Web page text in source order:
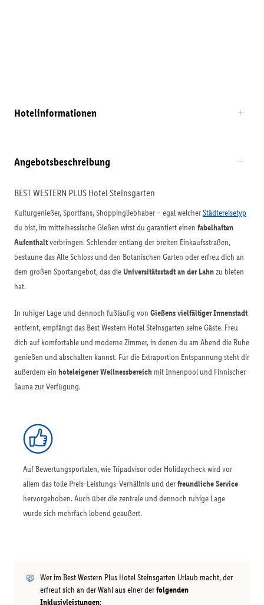
Hotelinformationen
Angebotsbeschreibung
BEST WESTERN PLUS Hotel Steinsgarten
Kulturgenießer, Sportfans, Shoppingliebhaber – egal welcherStädtereisetyp
du bist, im mittelhessische Gießen wirst du garantiert einen fabelhaften
Aufenthaltverbringen. Schlender entlang der breiten Einkaufsstraßen,
bestaune das Alte Schloss und den Botanischen Garten oder erfreu dich an
dem großen Sportangebot, das die Universitätsstadt an der Lahnzu bieten
hat.
In ruhiger Lage und dennoch fußläufig von Gießens vielfältiger Innenstadt
entfernt, empfängt das Best Western Hotel Steinsgarten seine Gäste. Freu
dich auf komfortable und moderne Zimmer, in denen du am Abend die Ruhe
genießen und abschalten kannst. Für die Extraportion Entspannung steht dir
außerdem ein hoteleigener Wellnessbereichmit Innenpool und Finnischer
Sauna zur Verfügung.
Auf Bewertungsportalen, wie Tripadvisor oder Holidaycheck wird vor
allem das tolle Preis-Leistungs-Verhältnis und derfreundliche Service
hervorgehoben. Auch über die zentrale und dennoch ruhige Lage
wurde sich mehrfach lobend geäußert.
Wer im Best Western Plus Hotel Steinsgarten Urlaub macht, der
erfreut sich an der Wahl aus einer derfolgenden
Inklusivleistungen: